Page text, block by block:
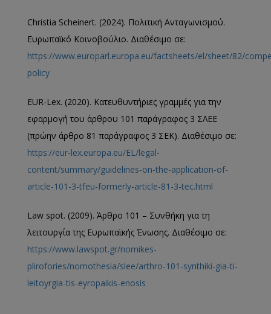
Christia Scheinert. (2024). Πολιτική Ανταγωνισμού.
Ευρωπαϊκό Κοινοβούλιο. Διαθέσιμο σε:
https://www.europarl.europa.eu/factsheets/el/sheet/82/
policy
EUR-Lex. (2020). Κατευθυντήριες γραμμές για την
εφαρμογή του άρθρου 101 παράγραφος 3 ΣΛΕΕ
(πρώην άρθρο 81 παράγραφος 3 ΣΕΚ). Διαθέσιμο σε:
https://eur-lex.europa.eu/EL/legal-
content/summary/guidelines-on-the-application-of-
article-101-3-tfeu-formerly-article-81-3-tec.html
Law spot. (2009). Άρθρο 101 – Συνθήκη για τη
λειτουργία της Ευρωπαϊκής Ένωσης. Διαθέσιμο σε:
https://www.lawspot.gr/nomikes-
plirofories/nomothesia/slee/arthro-101-synthiki-gia-ti-
leitoyrgia-tis-eyropaikis-enosis